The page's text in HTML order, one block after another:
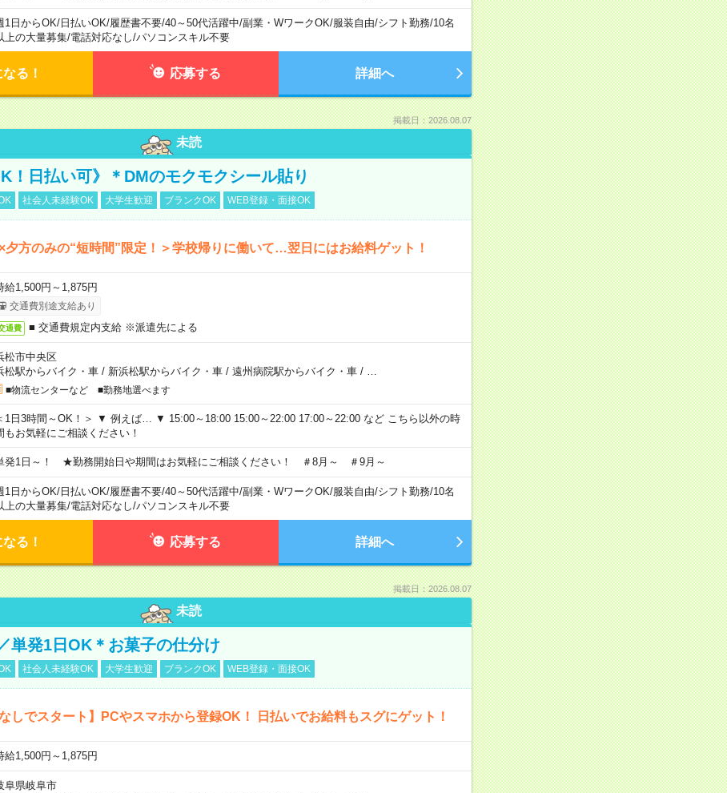
1日からOK/日払いOK/履歴書不要/40～50代活躍中/副業・WワークOK/服装自由/シフト勤務/10名
上の大量募集/電話対応なし/パソコンスキル不要
る！ 応募する 詳細へ
掲載日：2026.08.07
未読
！日払い可》＊DMのモクモクシール貼り
社会人未経験OK 大学生歓迎 ブランクOK WEB登録・面接OK
夕方のみの“短時間”限定！＞学校帰りに働いて…翌日にはお給料ゲット！
給1,500円～1,875円
交通費別途支給あり
通費 ■ 交通費規定内支給 ※派遣先による
松市中央区
松駅からバイク・車/ 新浜松駅からバイク・車/ 遠州病院駅からバイク・車/ …
■物流センターなど ■勤務地選べます
1日3時間～OK！＞ ▼ 例えば… ▼ 15:00～18:00 15:00～22:00 17:00～22:00 など こちら以外の時
もお気軽にご相談ください！
発1日～！ ★勤務開始日や期間はお気軽にご相談ください！ ＃8月～ ＃9月～
1日からOK/日払いOK/履歴書不要/40～50代活躍中/副業・WワークOK/服装自由/シフト勤務/10名
上の大量募集/電話対応なし/パソコンスキル不要
る！ 応募する 詳細へ
掲載日：2026.08.07
未読
単発1日OK＊お菓子の仕分け
社会人未経験OK 大学生歓迎 ブランクOK WEB登録・面接OK
なしでスタート】PCやスマホから登録OK！ 日払いでお給料もスグにゲット！
給1,500円～1,875円
阜県岐阜市